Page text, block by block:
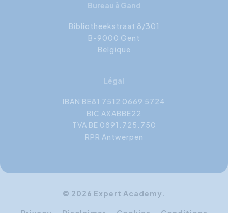
Bureau à Gand
Bibliotheekstraat 8/301
B-9000 Gent
Belgique
Légal
IBAN BE81 7512 0669 5724
BIC AXABBE22
TVA BE 0891.725.750
RPR Antwerpen
© 2026 Expert Academy.